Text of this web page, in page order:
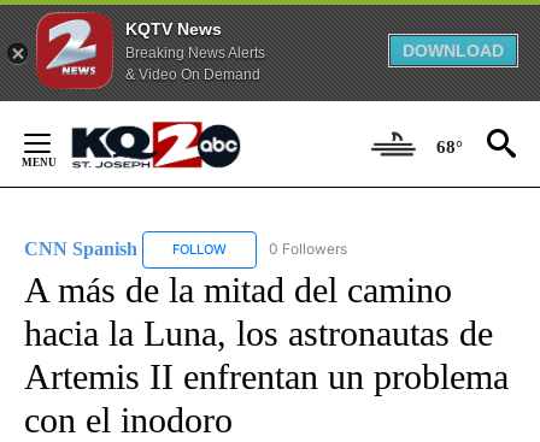
KQTV News
Breaking News Alerts
& Video On Demand
DOWNLOAD
Content
68°
CNN Spanish FOLLOW FOLLOW "CNN SPANISH" TO RECEIVE
0 Followers
A más de la mitad del camino
hacia la Luna, los astronautas de
Artemis II enfrentan un problema
con el inodoro